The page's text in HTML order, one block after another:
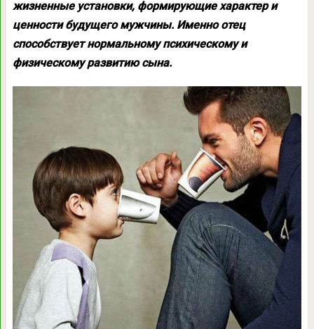
жизненные установки, формирующие характер и
ценности будущего мужчины. Именно отец
способствует нормальному психическому и
физическому развитию сына.